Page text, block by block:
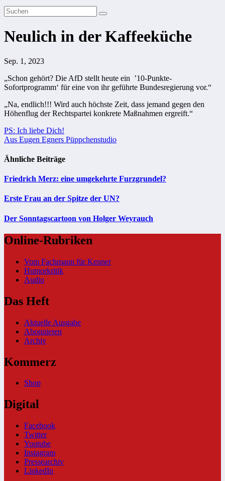
Neulich in der Kaffeeküche
Sep. 1, 2023
„Schon gehört? Die AfD stellt heute ein ’10-Punkte-
Sofortprogramm‘ für eine von ihr geführte Bundesregierung vor.“
„Na, endlich!!! Wird auch höchste Zeit, dass jemand gegen den
Höhenflug der Rechtspartei konkrete Maßnahmen ergreift.“
Beitragsnavigation
PS: Ich liebe Dich!
Aus Eugen Egners Püppchenstudio
Ähnliche Beiträge
Friedrich Merz: eine umgekehrte Furzgrundel?
Erste Frau an der Spitze der UN?
Der Sonntagscartoon von Holger Weyrauch
Online-Rubriken
Vom Fachmann für Kenner
Humorkritik
Audio
Das Heft
Aktuelle Ausgabe
Abonnieren
Archiv
Kommerz
Shop
Digital
Facebook
Twitter
Youtube
Instagram
Pressearchiv
LinkedIn